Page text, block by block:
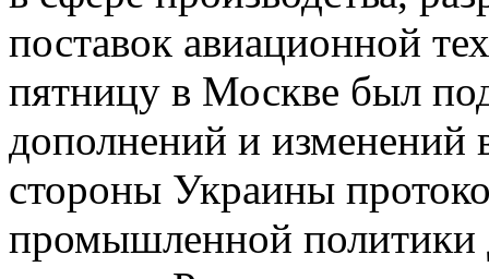
поставок авиационной
пятницу в Москве был
дополнений и изменений
стороны Украины
промышленной